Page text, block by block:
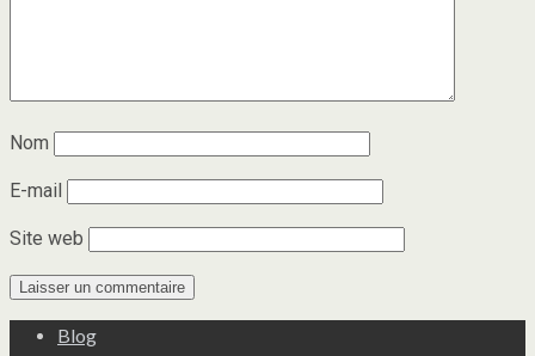
Nom
E-mail
Site web
Blog